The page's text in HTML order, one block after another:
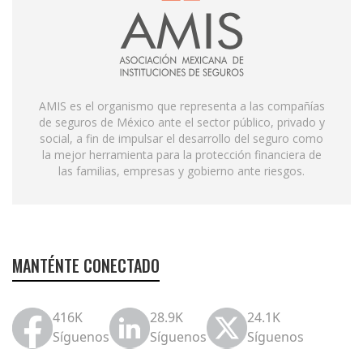
AMIS es el organismo que representa a las compañías
de seguros de México ante el sector público, privado y
social, a fin de impulsar el desarrollo del seguro como
la mejor herramienta para la protección financiera de
las familias, empresas y gobierno ante riesgos.
MANTÉNTE CONECTADO
416K
Síguenos
28.9K
Síguenos
24.1K
Síguenos